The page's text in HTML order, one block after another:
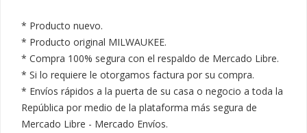
* Producto nuevo.
* Producto original MILWAUKEE.
* Compra 100% segura con el respaldo de Mercado Libre.
* Si lo requiere le otorgamos factura por su compra.
* Envíos rápidos a la puerta de su casa o negocio a toda la
República por medio de la plataforma más segura de
Mercado Libre - Mercado Envíos.